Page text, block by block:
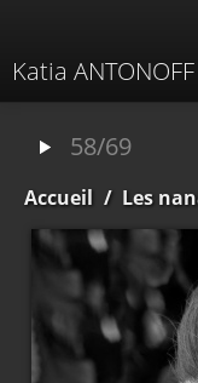
Katia
58/69
Accueil / Les